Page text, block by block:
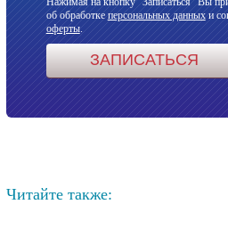
об обработке персональных данныхи
оферты.
Читайте также: